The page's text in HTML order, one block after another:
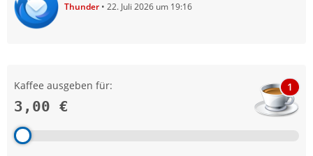
Thunder 22. Juli 2026 um 19:16
Kaffee ausgeben für:
3,00 €
1